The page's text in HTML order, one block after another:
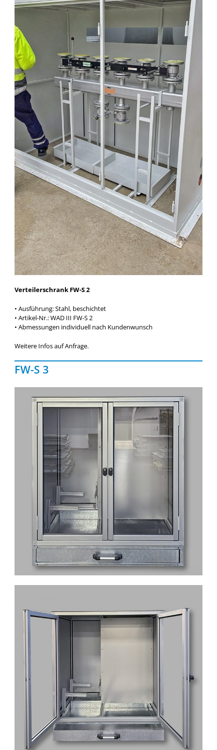
Verteilerschrank FW-S 2
• Ausführung: Stahl, beschichtet
• Artikel-Nr.: WAD III FW-S 2
• Abmessungen individuell nach Kundenwunsch
Weitere Infos auf Anfrage.
FW-S 3